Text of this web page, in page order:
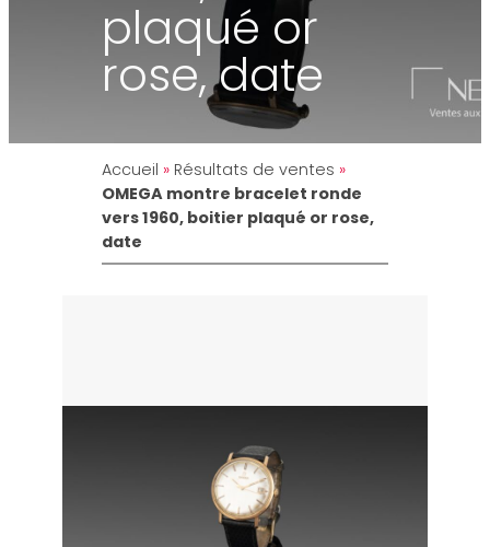
plaqué or
rose, date
Accueil » Résultats de ventes »
OMEGA montre bracelet ronde
vers 1960, boitier plaqué or rose,
date